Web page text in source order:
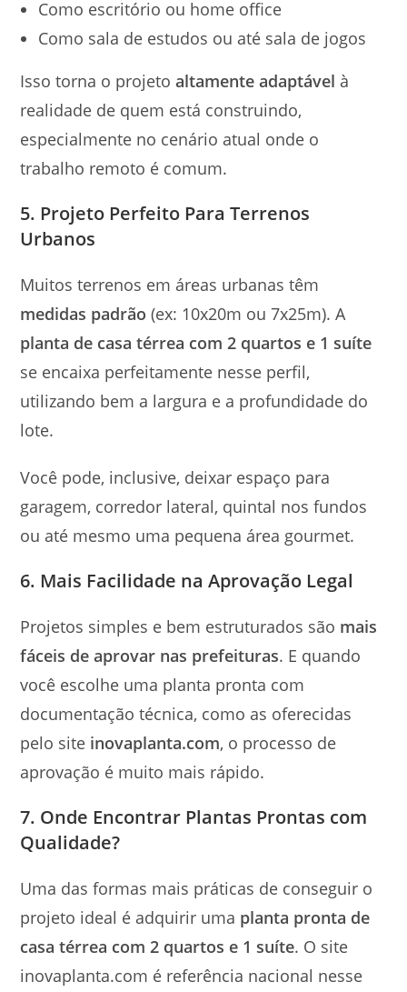
Como escritório ou home office
Como sala de estudos ou até sala de jogos
Isso torna o projetoaltamente adaptável à
realidade de quem está construindo,
especialmente no cenário atual onde o
trabalho remoto é comum.
5. Projeto Perfeito Para Terrenos
Urbanos
Muitos terrenos em áreas urbanas têm
medidas padrão (ex: 10x20m ou 7x25m). A
planta de casa térrea com 2 quartos e 1 suíte
se encaixa perfeitamente nesse perfil,
utilizando bem a largura e a profundidade do
lote.
Você pode, inclusive, deixar espaço para
garagem, corredor lateral, quintal nos fundos
ou até mesmo uma pequena área gourmet.
6. Mais Facilidade na Aprovação Legal
Projetos simples e bem estruturados são mais
fáceis de aprovar nas prefeituras. E quando
você escolhe uma planta pronta com
documentação técnica, como as oferecidas
pelo site inovaplanta.com, o processo de
aprovação é muito mais rápido.
7. Onde Encontrar Plantas Prontas com
Qualidade?
Uma das formas mais práticas de conseguir o
projeto ideal é adquirir uma planta pronta de
casa térrea com 2 quartos e 1 suíte. O site
inovaplanta.com é referência nacional nesse